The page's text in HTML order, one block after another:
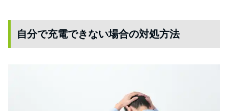
自分で充電できない場合の対処方法